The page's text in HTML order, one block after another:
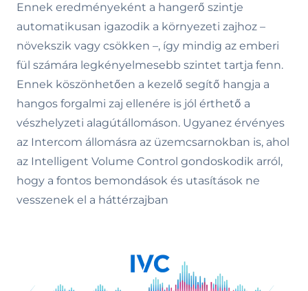
Ennek eredményeként a hangerő szintje
automatikusan igazodik a környezeti zajhoz –
növekszik vagy csökken –, így mindig az emberi
fül számára legkényelmesebb szintet tartja fenn.
Ennek köszönhetően a kezelő segítő hangja a
hangos forgalmi zaj ellenére is jól érthető a
vészhelyzeti alagútállomáson. Ugyanez érvényes
az Intercom állomásra az üzemcsarnokban is, ahol
az Intelligent Volume Control gondoskodik arról,
hogy a fontos bemondások és utasítások ne
vesszenek el a háttérzajban